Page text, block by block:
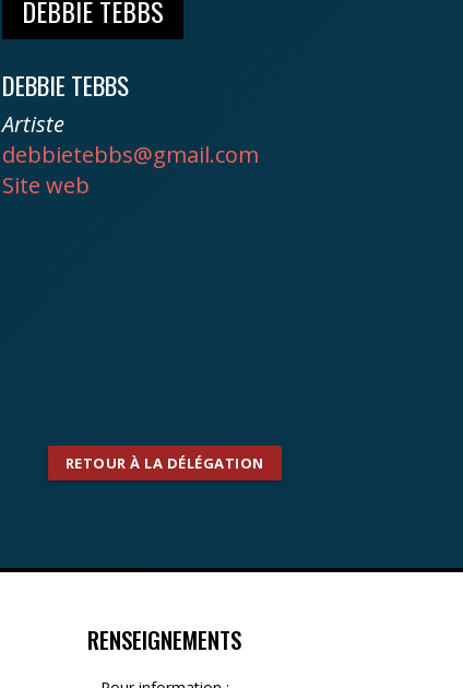
DEBBIE TEBBS
DEBBIE TEBBS
Artiste
debbietebbs@gmail.com
Site web
RETOUR À LA DÉLÉGATION
RENSEIGNEMENTS